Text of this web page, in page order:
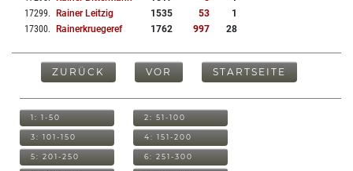
17299. Rainer Leitzig 1535 53
1
17300. Rainerkruegeref 1762 997 28
ZURÜCK VOR STARTSEITE
1: 1-50 2: 51-100
3: 101-150 4: 151-200
5: 201-250 6: 251-300